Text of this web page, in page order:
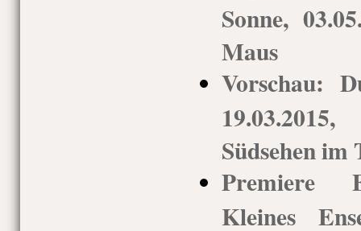
Sonne,
Maus
Vorschau:
Südsehen
Premiere
Kleines